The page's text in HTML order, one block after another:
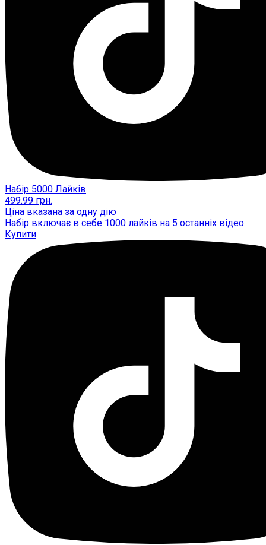
Набір 5000 Лайків
499.99 грн.
Ціна вказана за одну дію
Набір включає в себе 1000 лайків на 5 останніх відео.
Купити